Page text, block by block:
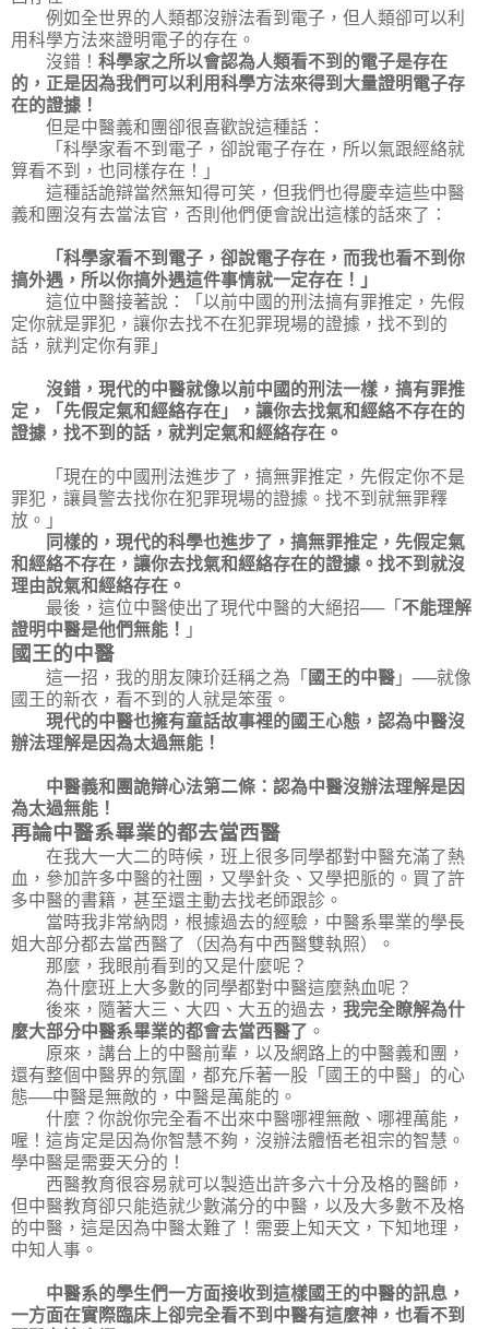
例如全世界的人類都沒辦法看到電子，但人類卻可以利
用科學方法來證明電子的存在。
沒錯！ 科學家之所以會認為人類看不到的電子是存在
的，正是因為我們可以利用科學方法來得到大量證明電子存
在的證據！
但是中醫義和團卻很喜歡說這種話：
「科學家看不到電子，卻說電子存在，所以氣跟經絡就
算看不到，也同樣存在！」
這種話詭辯當然無知得可笑，但我們也得慶幸這些中醫
義和團沒有去當法官，否則他們便會說出這樣的話來了：
「科學家看不到電子，卻說電子存在，而我也看不到你
搞外遇，所以你搞外遇這件事情就一定存在！」
這位中醫接著說：「以前中國的刑法搞有罪推定，先假
定你就是罪犯，讓你去找不在犯罪現場的證據，找不到的
話，就判定你有罪」
沒錯，現代的中醫就像以前中國的刑法一樣，搞有罪推
定，「先假定氣和經絡存在」，讓你去找氣和經絡不存在的
證據，找不到的話，就判定氣和經絡存在。
「現在的中國刑法進步了，搞無罪推定，先假定你不是
罪犯，讓員警去找你在犯罪現場的證據。找不到就無罪釋
放。」
同樣的，現代的科學也進步了，搞無罪推定，先假定氣
和經絡不存在，讓你去找氣和經絡存在的證據。找不到就沒
理由說氣和經絡存在。
最後，這位中醫使出了現代中醫的大絕招──「 不能理解
證明中醫是他們無能！ 」
國王的中醫
這一招，我的朋友陳玠廷稱之為「 國王的中醫 」──就像
國王的新衣，看不到的人就是笨蛋。
現代的中醫也擁有童話故事裡的國王心態，認為中醫沒
辦法理解是因為太過無能！
中醫義和團詭辯心法第二條：認為中醫沒辦法理解是因
為太過無能！
再論中醫系畢業的都去當西醫
在我大一大二的時候，班上很多同學都對中醫充滿了熱
血，參加許多中醫的社團，又學針灸、又學把脈的。買了許
多中醫的書籍，甚至還主動去找老師跟診。
當時我非常納悶，根據過去的經驗，中醫系畢業的學長
姐大部分都去當西醫了（因為有中西醫雙執照）。
那麼，我眼前看到的又是什麼呢？
為什麼班上大多數的同學都對中醫這麼熱血呢？
後來，隨著大三、大四、大五的過去， 我完全瞭解為什
麼大部分中醫系畢業的都會去當西醫了 。
原來，講台上的中醫前輩，以及網路上的中醫義和團，
還有整個中醫界的氛圍，都充斥著一股「國王的中醫」的心
態──中醫是無敵的，中醫是萬能的。
什麼？你說你完全看不出來中醫哪裡無敵、哪裡萬能，
喔！這肯定是因為你智慧不夠，沒辦法體悟老祖宗的智慧。
學中醫是需要天分的！
西醫教育很容易就可以製造出許多六十分及格的醫師，
但中醫教育卻只能造就少數滿分的中醫，以及大多數不及格
的中醫，這是因為中醫太難了！需要上知天文，下知地理，
中知人事。
中醫系的學生們一方面接收到這樣國王的中醫的訊息，
一方面在實際臨床上卻完全看不到中醫有這麼神，也看不到